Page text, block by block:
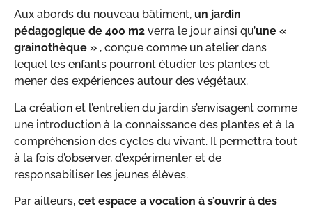
Aux abords du nouveau bâtiment, un jardin
pédagogique de 400 m2 verra le jour ainsi qu’une «
grainothèque » , conçue comme un atelier dans
lequel les enfants pourront étudier les plantes et
mener des expériences autour des végétaux.
La création et l’entretien du jardin s’envisagent comme
une introduction à la connaissance des plantes et à la
compréhension des cycles du vivant. Il permettra tout
à la fois d’observer, d’expérimenter et de
responsabiliser les jeunes élèves.
Par ailleurs, cet espace a vocation à s’ouvrir à des